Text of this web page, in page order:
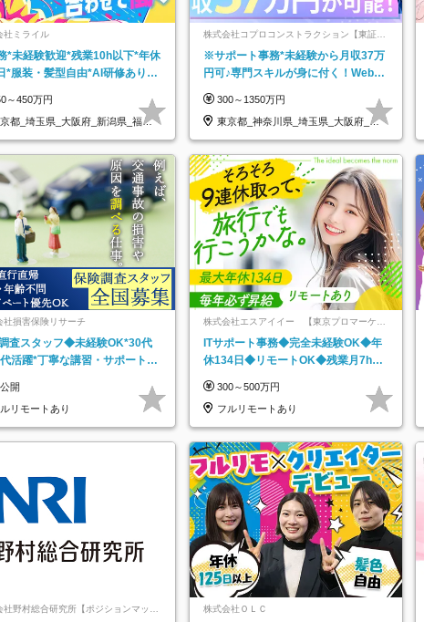
社ミライル
*未経験歓迎*残業10h以下*年休
*服装・髪型自由*AI研修あり*
～450万円
都_埼玉県_大阪府_新潟県_福岡
株式会社コプロコンストラクション【東証プ
ライム上場コプロ・ホールディングス子会
社】
※サポート事務*未経験から月収37万
円可♪専門スキルが身に付く！Web面
300～1350万円
東京都_神奈川県_埼玉県_大阪府_愛
知県…
社損害保険リサーチ
査スタッフ◆未経験OK*30代
活躍*丁寧な講習・サポートあ
開
リモートあり
株式会社エスアイイー 【東京プロマーケッ
ITサポート事務◆完全未経験OK◆年
休134日◆リモートOK◆残業月7h以
300～500万円
フルリモートあり
社野村総合研究所【ポジションマッチ
株式会社ＯＬＣ